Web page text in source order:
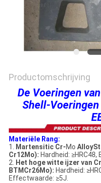
Productomschrijving
De Voeringen
Shell-
Materiële Rang:
1. Martensitic Cr-Mo
Cr12Mo): Hardheid:
2. Het hoge witte ijzer van
BTMCr26Mo): Hardheid:
Effectwaarde: ≥5J.